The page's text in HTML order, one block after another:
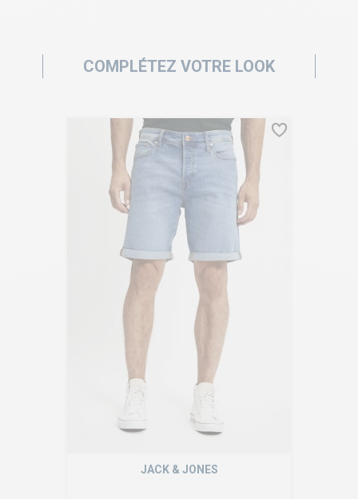
COMPLÉTEZ VOTRE LOOK
JACK & JONES